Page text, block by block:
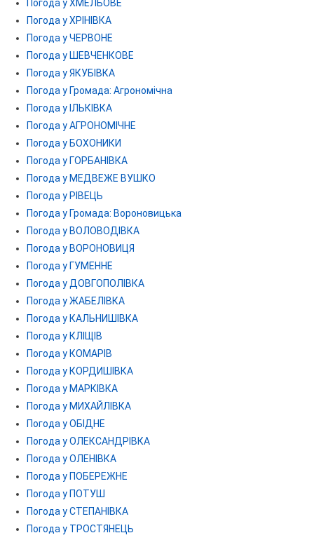
Погода у ХМЕЛЬОВЕ
Погода у ХРІНІВКА
Погода у ЧЕРВОНЕ
Погода у ШЕВЧЕНКОВЕ
Погода у ЯКУБІВКА
Погода у Громада: Агрономічна
Погода у ІЛЬКІВКА
Погода у АГРОНОМІЧНЕ
Погода у БОХОНИКИ
Погода у ГОРБАНІВКА
Погода у МЕДВЕЖЕ ВУШКО
Погода у РІВЕЦЬ
Погода у Громада: Вороновицька
Погода у ВОЛОВОДІВКА
Погода у ВОРОНОВИЦЯ
Погода у ГУМЕННЕ
Погода у ДОВГОПОЛІВКА
Погода у ЖАБЕЛІВКА
Погода у КАЛЬНИШІВКА
Погода у КЛІЩІВ
Погода у КОМАРІВ
Погода у КОРДИШІВКА
Погода у МАРКІВКА
Погода у МИХАЙЛІВКА
Погода у ОБІДНЕ
Погода у ОЛЕКСАНДРІВКА
Погода у ОЛЕНІВКА
Погода у ПОБЕРЕЖНЕ
Погода у ПОТУШ
Погода у СТЕПАНІВКА
Погода у ТРОСТЯНЕЦЬ